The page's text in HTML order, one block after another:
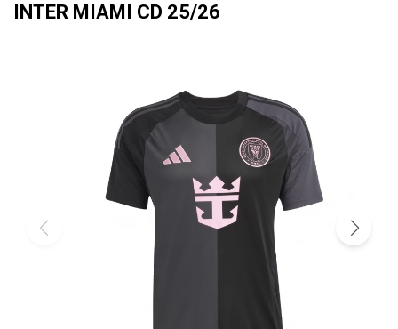
INTER MIAMI CD 25/26